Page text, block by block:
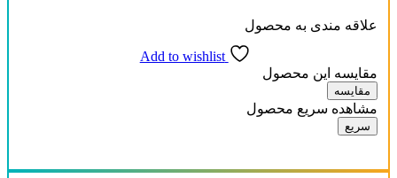
علاقه مندی به محصول
Add to wishlist
مقایسه این محصول
مقایسه
مشاهده سریع محصول
سریع